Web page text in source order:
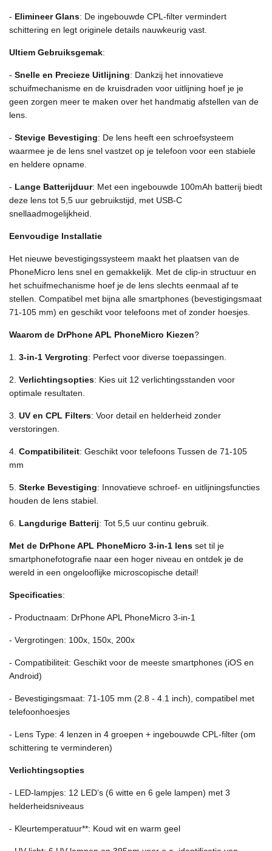
- Elimineer Glans: De ingebouwde CPL-filter vermindert
schittering en legt originele details nauwkeurig vast.
Ultiem Gebruiksgemak:
- Snelle en Precieze Uitlijning: Dankzij het innovatieve
schuifmechanisme en de kruisdraden voor uitlijning hoef je je
geen zorgen meer te maken over het handmatig afstellen van de
lens.
- Stevige Bevestiging: De lens heeft een schroefsysteem
waarmee je de lens snel vastzet op je telefoon voor een stabiele
en heldere opname.
- Lange Batterijduur: Met een ingebouwde 100mAh batterij biedt
deze lens tot 5,5 uur gebruikstijd, met USB-C
snellaadmogelijkheid.
Eenvoudige Installatie
Het nieuwe bevestigingssysteem maakt het plaatsen van de
PhoneMicro lens snel en gemakkelijk. Met de clip-in structuur en
het schuifmechanisme hoef je de lens slechts eenmaal af te
stellen. Compatibel met bijna alle smartphones (bevestigingsmaat
71-105 mm) en geschikt voor telefoons met of zonder hoesjes.
Waarom de DrPhone APL PhoneMicro Kiezen?
1. 3-in-1 Vergroting: Perfect voor diverse toepassingen.
2. Verlichtingsopties: Kies uit 12 verlichtingsstanden voor
optimale resultaten.
3. UV en CPL Filters: Voor detail en helderheid zonder
verstoringen.
4. Compatibiliteit: Geschikt voor telefoons Tussen de 71-105
mm
5. Sterke Bevestiging: Innovatieve schroef- en uitlijningsfuncties
houden de lens stabiel.
6. Langdurige Batterij: Tot 5,5 uur continu gebruik.
Met de DrPhone APL PhoneMicro 3-in-1 lens set til je
smartphonefotografie naar een hoger niveau en ontdek je de
wereld in een ongelooflijke microscopische detail!
Specificaties:
- Productnaam: DrPhone APL PhoneMicro 3-in-1
- Vergrotingen: 100x, 150x, 200x
- Compatibiliteit: Geschikt voor de meeste smartphones (iOS en
Android)
- Bevestigingsmaat: 71-105 mm (2.8 - 4.1 inch), compatibel met
telefoonhoesjes
- Lens Type: 4 lenzen in 4 groepen + ingebouwde CPL-filter (om
schittering te verminderen)
Verlichtingsopties
- LED-lampjes: 12 LED’s (6 witte en 6 gele lampen) met 3
helderheidsniveaus
- Kleurtemperatuur**: Koud wit en warm geel